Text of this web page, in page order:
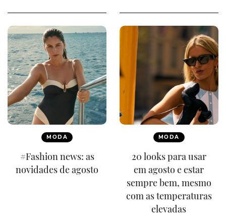
MODA
#Fashion news: as
novidades de agosto
MODA
20 looks para usar
em agosto e estar
sempre bem, mesmo
com as temperaturas
elevadas